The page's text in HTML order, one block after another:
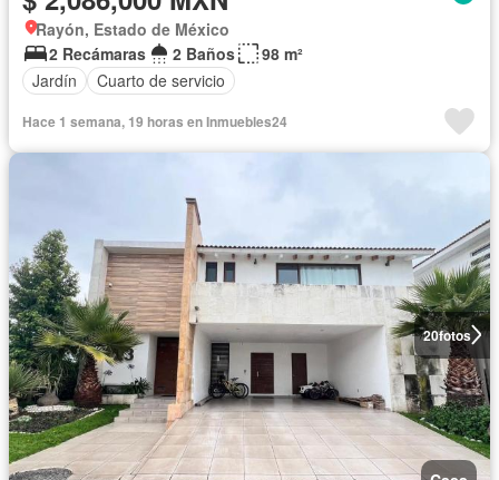
Rayón, Estado de México
2 Recámaras
2 Baños
98 m²
Jardín
Cuarto de servicio
Hace 1 semana, 19 horas en Inmuebles24
20fotos